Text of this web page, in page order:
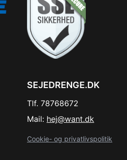
SEJEDRENGE.DK
Tlf. 78768672
Mail: hej@want.dk
Cookie- og privatlivspolitik